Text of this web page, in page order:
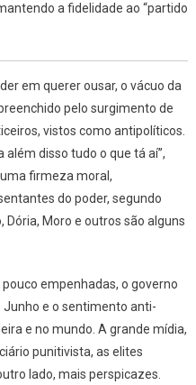
a fidelidade ao “partido
em querer ousar, o vácuo da
pelo surgimento de
vistos como antipolíticos.
além disso tudo o que tá aí”,
firmeza moral,
do poder, segundo
Moro e outros são alguns
empenhadas, o governo
e o sentimento anti-
e no mundo. A grande mídia,
punitivista, as elites
lado, mais perspicazes.